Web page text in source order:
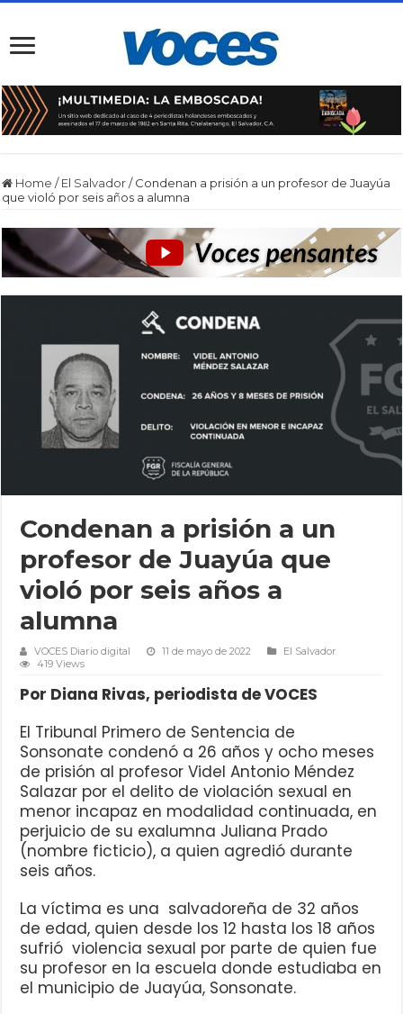
Home / El Salvador / Condenan a prisión a un profesor de Juayúa
que violó por seis años a alumna
Condenan a prisión a un
profesor de Juayúa que
violó por seis años a
alumna
VOCES Diario digital 11 de mayo de 2022
El Salvador
419 Views
Por Diana Rivas, periodista de VOCES
El Tribunal Primero de Sentencia de
Sonsonate condenó a 26 años y ocho meses
de prisión al profesor Videl Antonio Méndez
Salazar por el delito de violación sexual en
menor incapaz en modalidad continuada, en
perjuicio de su exalumna Juliana Prado
(nombre ficticio), a quien agredió durante
seis años.
La víctima es una salvadoreña de 32 años
de edad, quien desde los 12 hasta los 18 años
sufrió violencia sexual por parte de quien fue
su profesor en la escuela donde estudiaba en
el municipio de Juayúa, Sonsonate.